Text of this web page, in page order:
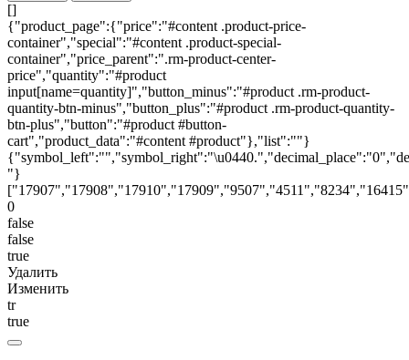
[]
{"product_page":{"price":"#content .product-price-
container","special":"#content .product-special-
container","price_parent":".rm-product-center-
price","quantity":"#product
input[name=quantity]","button_minus":"#product .rm-product-
quantity-btn-minus","button_plus":"#product .rm-product-quantity-
btn-plus","button":"#product #button-
cart","product_data":"#content #product"},"list":""}
"}
0
false
false
true
Удалить
Изменить
tr
true